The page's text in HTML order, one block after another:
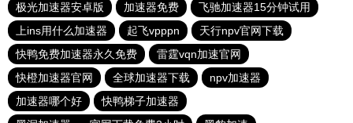
极光加速器安卓版
加速器免费
飞驰加速器15分钟试用
上ins用什么加速器
起飞vpppn
天行npv官网下载
快鸭免费加速器永久免费
雷霆vqn加速官网
快橙加速器官网
全球加速器下载
npv加速器
加速器哪个好
快鸭梯子加速器